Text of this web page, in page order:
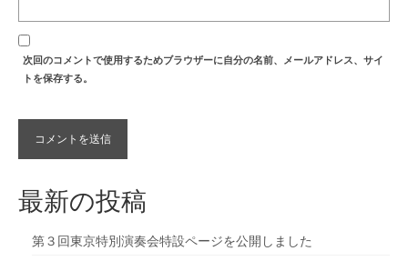
次回のコメントで使用するためブラウザーに自分の名前、メールアドレス、サイ
トを保存する。
最新の投稿
第３回東京特別演奏会特設ページを公開しました